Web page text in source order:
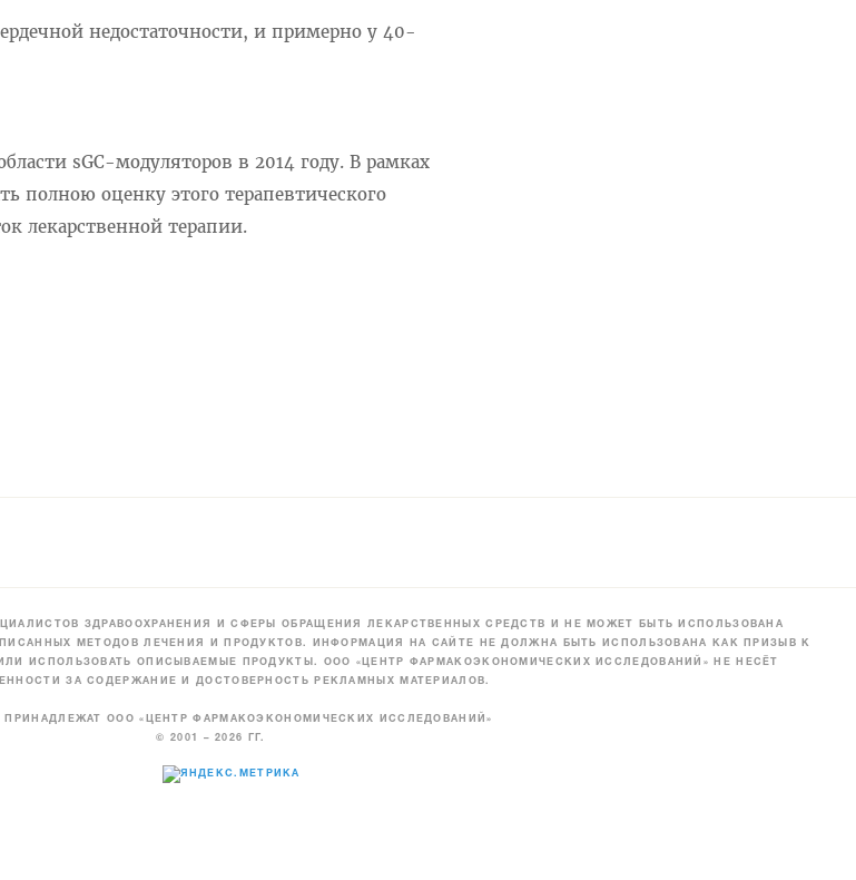
недостаточности, и примерно у 40-
sGC-модуляторов в 2014 году. В рамках
полною оценку этого терапевтического
лекарственной терапии.
ЗДРАВООХРАНЕНИЯ И СФЕРЫ ОБРАЩЕНИЯ ЛЕКАРСТВЕННЫХ СРЕДСТВ И НЕ МОЖЕТ БЫТЬ ИСПОЛЬЗОВАНА
МЕТОДОВ ЛЕЧЕНИЯ И ПРОДУКТОВ. ИНФОРМАЦИЯ НА САЙТЕ НЕ ДОЛЖНА БЫТЬ ИСПОЛЬЗОВАНА КАК ПРИЗЫВ К
ИСПОЛЬЗОВАТЬ ОПИСЫВАЕМЫЕ ПРОДУКТЫ. ООО «ЦЕНТР ФАРМАКОЭКОНОМИЧЕСКИХ ИССЛЕДОВАНИЙ» НЕ НЕСЁТ
ЗА СОДЕРЖАНИЕ И ДОСТОВЕРНОСТЬ РЕКЛАМНЫХ МАТЕРИАЛОВ.
ПРИНАДЛЕЖАТ ООО «ЦЕНТР ФАРМАКОЭКОНОМИЧЕСКИХ ИССЛЕДОВАНИЙ»
© 2001 – 2026 ГГ.